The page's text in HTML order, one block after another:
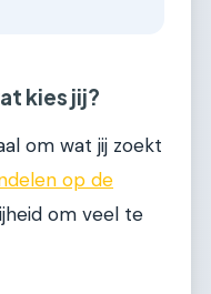
kies jij?
om wat jij zoekt
op de
om veel te